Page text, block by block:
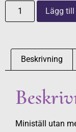
Lägg till
Beskrivning
Ministäll utan